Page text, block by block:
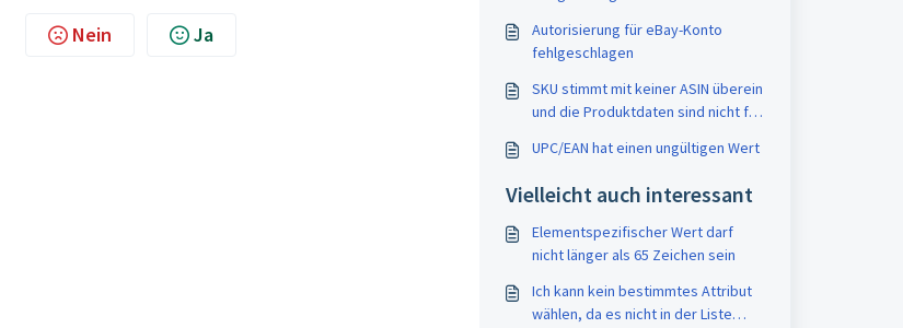
Nein Ja
Anweisungen
Autorisierung für eBay-Konto
fehlgeschlagen
SKU stimmt mit keiner ASIN überein
und die Produktdaten sind nicht für
UPC/EAN hat einen ungültigen Wert
Vielleicht auch interessant
Elementspezifischer Wert darf
nicht länger als 65 Zeichen sein
Ich kann kein bestimmtes Attribut
wählen, da es nicht in der Liste